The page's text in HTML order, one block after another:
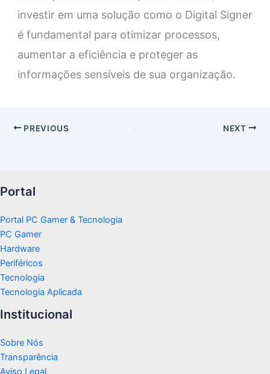
investir em uma solução como o Digital Signer
é fundamental para otimizar processos,
aumentar a eficiência e proteger as
informações sensíveis de sua organização.
PREVIOUS NEXT
Portal
Portal PC Gamer & Tecnologia
PC Gamer
Hardware
Periféricos
Tecnologia
Tecnologia Aplicada
Institucional
Sobre Nós
Transparência
Aviso Legal